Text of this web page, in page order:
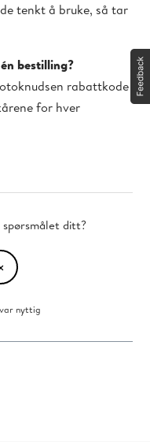
tenkt å bruke, så tar
bestilling?
rabattkode
for hver
ditt?
nyttig